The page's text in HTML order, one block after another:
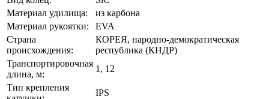
Материал удилища:
из карбона
Материал рукоятки:
EVA
Страна
происхождения:
КОРЕЯ, народно-демократическая
республика (КНДР)
Транспортировочная
длина, м:
1, 12
Тип крепления
IPS